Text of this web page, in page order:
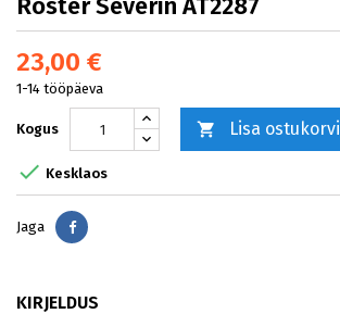
Röster Severin AT2287
23,00 €
1-14 tööpäeva
Kogus  Lisa ostukorvi
 Kesklaos
Jaga Jaga
KIRJELDUS